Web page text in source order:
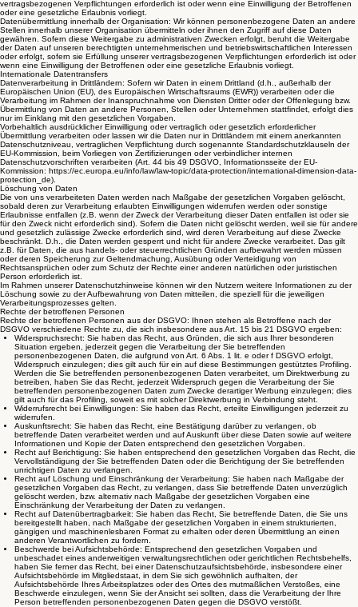
vertragsbezogenen Verpflichtungen erforderlich ist oder wenn eine Einwilligung der Betroffenen
oder eine gesetzliche Erlaubnis vorliegt.
Datenübermittlung innerhalb der Organisation: Wir können personenbezogene Daten an andere
Stellen innerhalb unserer Organisation übermitteln oder ihnen den Zugriff auf diese Daten
gewähren. Sofern diese Weitergabe zu administrativen Zwecken erfolgt, beruht die Weitergabe
der Daten auf unseren berechtigten unternehmerischen und betriebswirtschaftlichen Interessen
oder erfolgt, sofern sie Erfüllung unserer vertragsbezogenen Verpflichtungen erforderlich ist oder
wenn eine Einwilligung der Betroffenen oder eine gesetzliche Erlaubnis vorliegt.
Internationale Datentransfers
Datenverarbeitung in Drittländern: Sofern wir Daten in einem Drittland (d.h., außerhalb der
Europäischen Union (EU), des Europäischen Wirtschaftsraums (EWR)) verarbeiten oder die
Verarbeitung im Rahmen der Inanspruchnahme von Diensten Dritter oder der Offenlegung bzw.
Übermittlung von Daten an andere Personen, Stellen oder Unternehmen stattfindet, erfolgt dies
nur im Einklang mit den gesetzlichen Vorgaben.
Vorbehaltlich ausdrücklicher Einwilligung oder vertraglich oder gesetzlich erforderlicher
Übermittlung verarbeiten oder lassen wir die Daten nur in Drittländern mit einem anerkannten
Datenschutzniveau, vertraglichen Verpflichtung durch sogenannte Standardschutzklauseln der
EU-Kommission, beim Vorliegen von Zertifizierungen oder verbindlicher internen
Datenschutzvorschriften verarbeiten (Art. 44 bis 49 DSGVO, Informationsseite der EU-
Kommission: https://ec.europa.eu/info/law/law-topic/data-protection/international-dimension-data-
protection_de).
Löschung von Daten
Die von uns verarbeiteten Daten werden nach Maßgabe der gesetzlichen Vorgaben gelöscht,
sobald deren zur Verarbeitung erlaubten Einwilligungen widerrufen werden oder sonstige
Erlaubnisse entfallen (z.B. wenn der Zweck der Verarbeitung dieser Daten entfallen ist oder sie
für den Zweck nicht erforderlich sind). Sofern die Daten nicht gelöscht werden, weil sie für andere
und gesetzlich zulässige Zwecke erforderlich sind, wird deren Verarbeitung auf diese Zwecke
beschränkt. D.h., die Daten werden gesperrt und nicht für andere Zwecke verarbeitet. Das gilt
z.B. für Daten, die aus handels- oder steuerrechtlichen Gründen aufbewahrt werden müssen
oder deren Speicherung zur Geltendmachung, Ausübung oder Verteidigung von
Rechtsansprüchen oder zum Schutz der Rechte einer anderen natürlichen oder juristischen
Person erforderlich ist.
Im Rahmen unserer Datenschutzhinweise können wir den Nutzern weitere Informationen zu der
Löschung sowie zu der Aufbewahrung von Daten mitteilen, die speziell für die jeweiligen
Verarbeitungsprozesses gelten.
Rechte der betroffenen Personen
Rechte der betroffenen Personen aus der DSGVO: Ihnen stehen als Betroffene nach der
DSGVO verschiedene Rechte zu, die sich insbesondere aus Art. 15 bis 21 DSGVO ergeben:
Widerspruchsrecht: Sie haben das Recht, aus Gründen, die sich aus Ihrer besonderen
Situation ergeben, jederzeit gegen die Verarbeitung der Sie betreffenden
personenbezogenen Daten, die aufgrund von Art. 6 Abs. 1 lit. e oder f DSGVO erfolgt,
Widerspruch einzulegen; dies gilt auch für ein auf diese Bestimmungen gestütztes Profiling.
Werden die Sie betreffenden personenbezogenen Daten verarbeitet, um Direktwerbung zu
betreiben, haben Sie das Recht, jederzeit Widerspruch gegen die Verarbeitung der Sie
betreffenden personenbezogenen Daten zum Zwecke derartiger Werbung einzulegen; dies
gilt auch für das Profiling, soweit es mit solcher Direktwerbung in Verbindung steht.
Widerrufsrecht bei Einwilligungen: Sie haben das Recht, erteilte Einwilligungen jederzeit zu
widerrufen.
Auskunftsrecht: Sie haben das Recht, eine Bestätigung darüber zu verlangen, ob
betreffende Daten verarbeitet werden und auf Auskunft über diese Daten sowie auf weitere
Informationen und Kopie der Daten entsprechend den gesetzlichen Vorgaben.
Recht auf Berichtigung: Sie haben entsprechend den gesetzlichen Vorgaben das Recht, die
Vervollständigung der Sie betreffenden Daten oder die Berichtigung der Sie betreffenden
unrichtigen Daten zu verlangen.
Recht auf Löschung und Einschränkung der Verarbeitung: Sie haben nach Maßgabe der
gesetzlichen Vorgaben das Recht, zu verlangen, dass Sie betreffende Daten unverzüglich
gelöscht werden, bzw. alternativ nach Maßgabe der gesetzlichen Vorgaben eine
Einschränkung der Verarbeitung der Daten zu verlangen.
Recht auf Datenübertragbarkeit: Sie haben das Recht, Sie betreffende Daten, die Sie uns
bereitgestellt haben, nach Maßgabe der gesetzlichen Vorgaben in einem strukturierten,
gängigen und maschinenlesbaren Format zu erhalten oder deren Übermittlung an einen
anderen Verantwortlichen zu fordern.
Beschwerde bei Aufsichtsbehörde: Entsprechend den gesetzlichen Vorgaben und
unbeschadet eines anderweitigen verwaltungsrechtlichen oder gerichtlichen Rechtsbehelfs,
haben Sie ferner das Recht, bei einer Datenschutzaufsichtsbehörde, insbesondere einer
Aufsichtsbehörde im Mitgliedstaat, in dem Sie sich gewöhnlich aufhalten, der
Aufsichtsbehörde Ihres Arbeitsplatzes oder des Ortes des mutmaßlichen Verstoßes, eine
Beschwerde einzulegen, wenn Sie der Ansicht sei sollten, dass die Verarbeitung der Ihre
Person betreffenden personenbezogenen Daten gegen die DSGVO verstößt.